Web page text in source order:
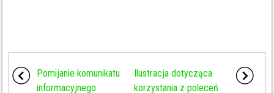
Pomijanie komunikatu
informacyjnego
Ilustracja dotycząca
korzystania z poleceń